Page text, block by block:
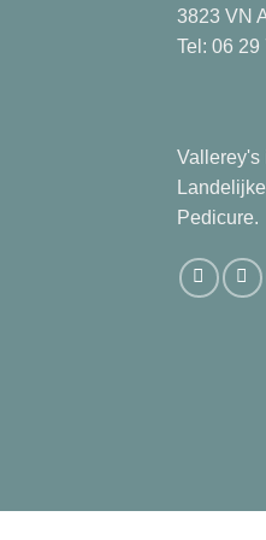
3823 VN
Tel: 06 29
Vallerey's
Pedicure.